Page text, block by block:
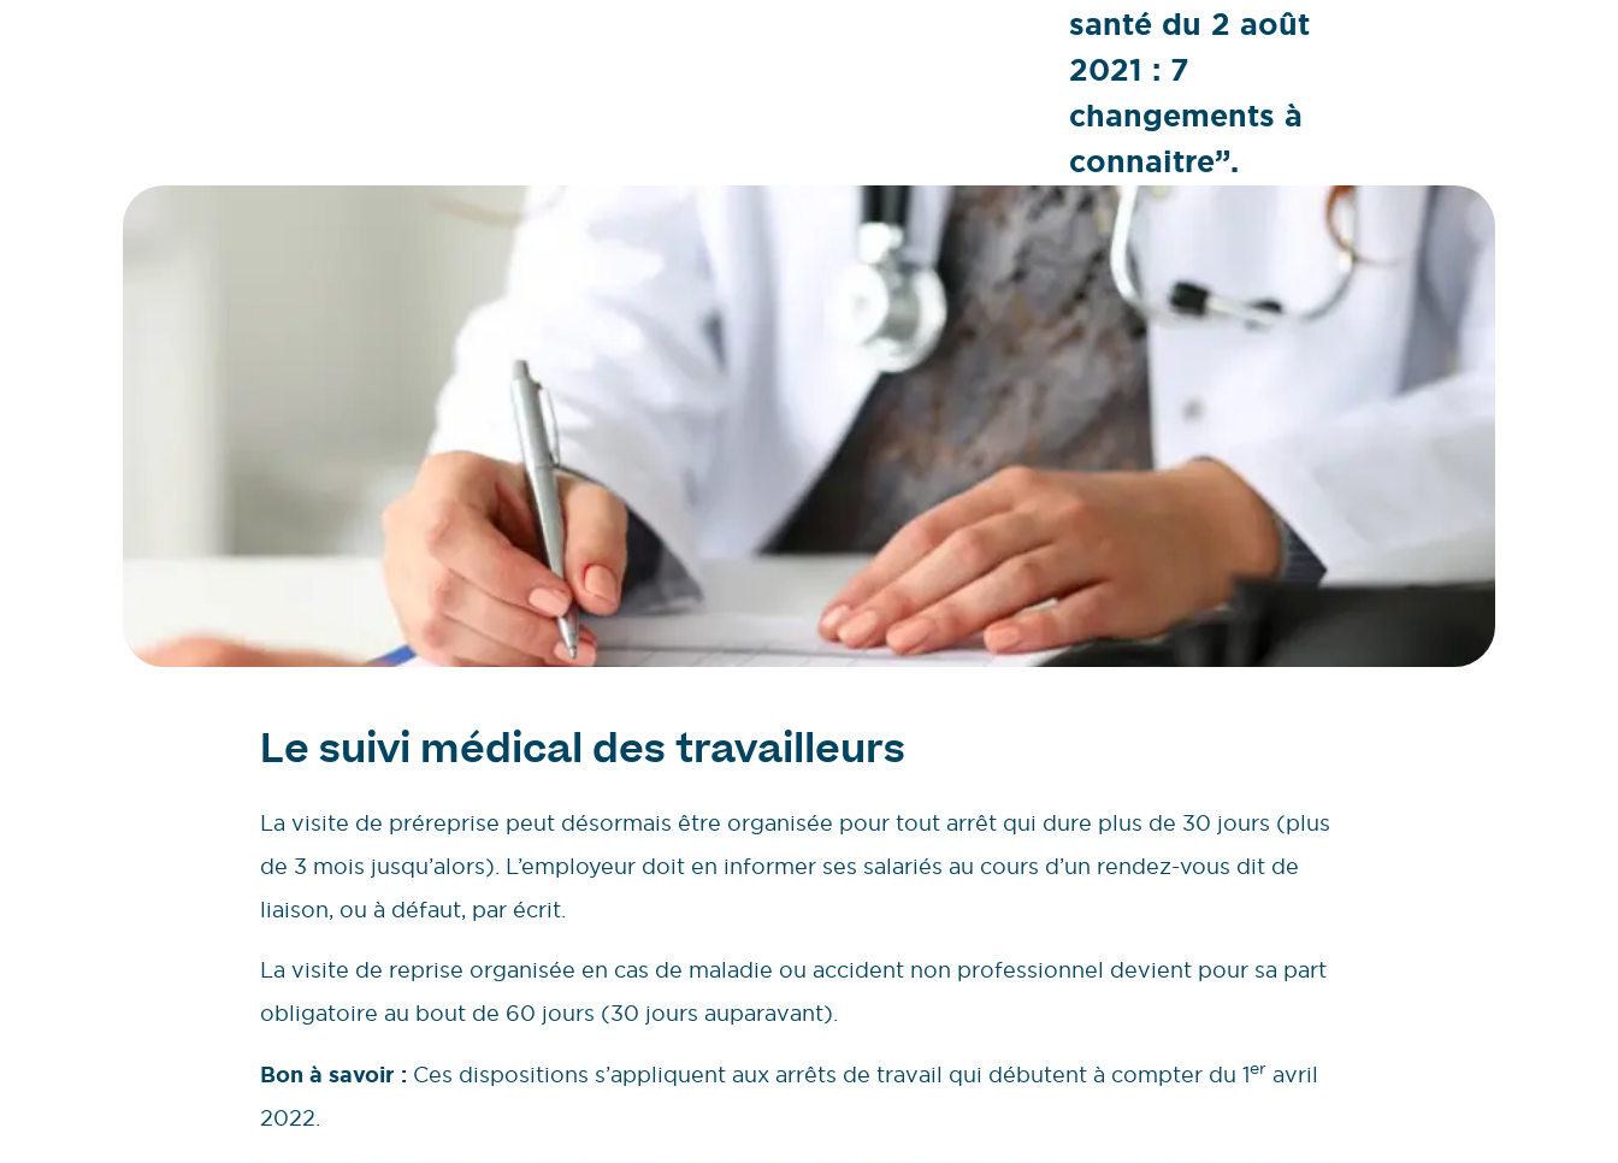
santé du 2 août
2021 : 7
changements à
connaitre”.
Le suivi médical des travailleurs
La visite de préreprise peut désormais être organisée pour tout arrêt qui dure plus de 30 jours (plus
de 3 mois jusqu’alors). L’employeur doit en informer ses salariés au cours d’un rendez-vous dit de
liaison, ou à défaut, par écrit.
La visite de reprise organisée en cas de maladie ou accident non professionnel devient pour sa part
obligatoire au bout de 60 jours (30 jours auparavant).
Bon à savoir : Ces dispositions s’appliquent aux arrêts de travail qui débutent à compter du 1er avril
2022.